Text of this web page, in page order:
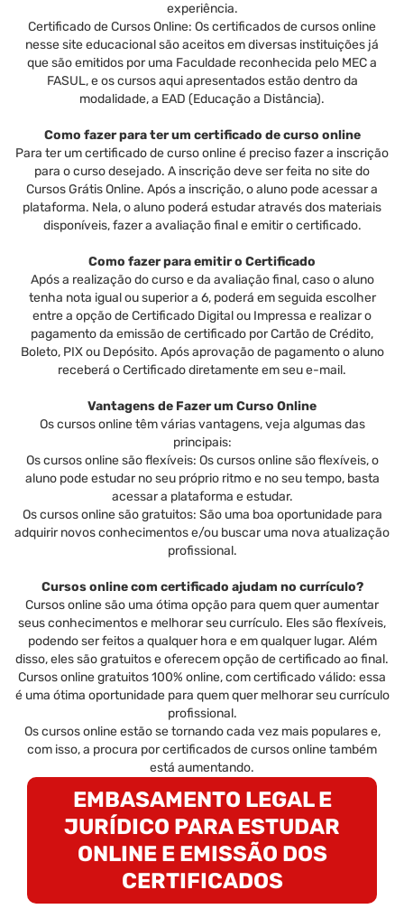
experiência.
Certificado de Cursos Online: Os certificados de cursos online
nesse site educacional são aceitos em diversas instituições já
que são emitidos por uma Faculdade reconhecida pelo MEC a
FASUL, e os cursos aqui apresentados estão dentro da
modalidade, a EAD (Educação a Distância).
Como fazer para ter um certificado de curso online
Para ter um certificado de curso online é preciso fazer a inscrição
para o curso desejado. A inscrição deve ser feita no site do
Cursos Grátis Online. Após a inscrição, o aluno pode acessar a
plataforma. Nela, o aluno poderá estudar através dos materiais
disponíveis, fazer a avaliação final e emitir o certificado.
Como fazer para emitir o Certificado
Após a realização do curso e da avaliação final, caso o aluno
tenha nota igual ou superior a 6, poderá em seguida escolher
entre a opção de Certificado Digital ou Impressa e realizar o
pagamento da emissão de certificado por Cartão de Crédito,
Boleto, PIX ou Depósito. Após aprovação de pagamento o aluno
receberá o Certificado diretamente em seu e-mail.
Vantagens de Fazer um Curso Online
Os cursos online têm várias vantagens, veja algumas das
principais:
Os cursos online são flexíveis: Os cursos online são flexíveis, o
aluno pode estudar no seu próprio ritmo e no seu tempo, basta
acessar a plataforma e estudar.
Os cursos online são gratuitos: São uma boa oportunidade para
adquirir novos conhecimentos e/ou buscar uma nova atualização
profissional.
Cursos online com certificado ajudam no currículo?
Cursos online são uma ótima opção para quem quer aumentar
seus conhecimentos e melhorar seu currículo. Eles são flexíveis,
podendo ser feitos a qualquer hora e em qualquer lugar. Além
disso, eles são gratuitos e oferecem opção de certificado ao final.
Cursos online gratuitos 100% online, com certificado válido: essa
é uma ótima oportunidade para quem quer melhorar seu currículo
profissional.
Os cursos online estão se tornando cada vez mais populares e,
com isso, a procura por certificados de cursos online também
está aumentando.
EMBASAMENTO LEGAL E
JURÍDICO PARA ESTUDAR
ONLINE E EMISSÃO DOS
CERTIFICADOS